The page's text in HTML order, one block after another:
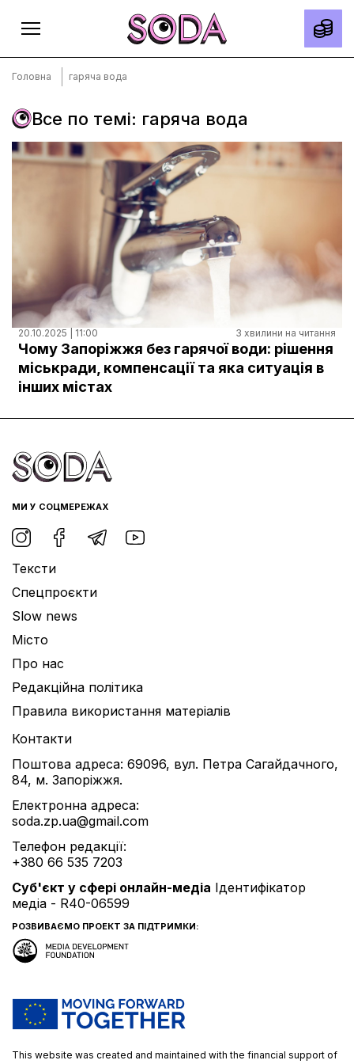
Головна
Тексти
Про нас
Редакційна політика
Правила використання матеріалів
Документи
Головна гаряча вода
Все по темі: гаряча вода
20.10.2025 | 11:00 3 хвилини на читання
Чому Запоріжжя без гарячої води: рішення
міськради, компенсації та яка ситуація в
інших містах
МИ У СОЦМЕРЕЖАХ
Тексти
Спецпроєкти
Slow news
Місто
Про нас
Редакційна політика
Правила використання матеріалів
Контакти
Поштова адреса: 69096, вул. Петра Сагайдачного,
84, м. Запоріжжя.
Електронна адреса:
soda.zp.ua@gmail.com
Телефон редакції:
+380 66 535 7203
Cуб'єкт у сфері онлайн-медіа Ідентифікатор
медіа - R40-06599
РОЗВИВАЄМО ПРОЕКТ ЗА ПІДТРИМКИ:
This website was created and maintained with the financial support of